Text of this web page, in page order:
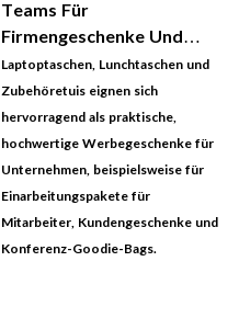
Teams Für
Firmengeschenke Und
Beschaffung
Laptoptaschen, Lunchtaschen und
Zubehöretuis eignen sich
hervorragend als praktische,
hochwertige Werbegeschenke für
Unternehmen, beispielsweise für
Einarbeitungspakete für
Mitarbeiter, Kundengeschenke und
Konferenz-Goodie-Bags.